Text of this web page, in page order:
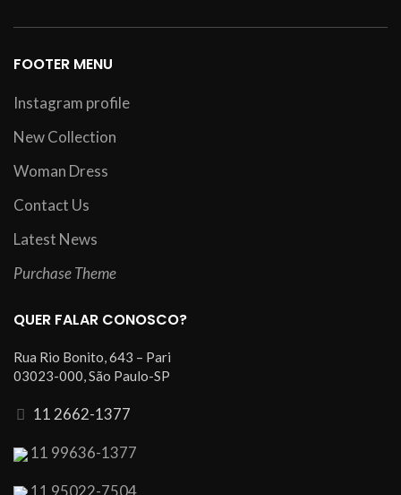
FOOTER MENU
Instagram profile
New Collection
Woman Dress
Contact Us
Latest News
Purchase Theme
QUER FALAR CONOSCO?
Rua Rio Bonito, 643 – Pari
03023-000, São Paulo-SP
11 2662-1377
11 99636-1377
11 95022-7504